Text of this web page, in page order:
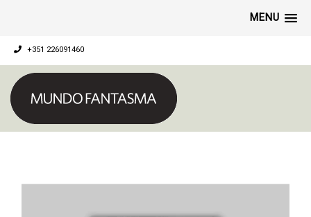
MENU
+351 226091460